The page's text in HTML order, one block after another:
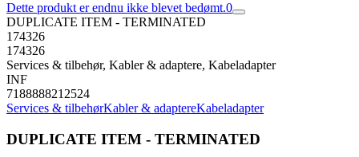
Dette produkt er endnu ikke blevet bedømt.0
DUPLICATE ITEM - TERMINATED
174326
174326
Services & tilbehør, Kabler & adaptere, Kabeladapter
INF
7188888212524
Services & tilbehørKabler & adaptereKabeladapter
DUPLICATE ITEM - TERMINATED